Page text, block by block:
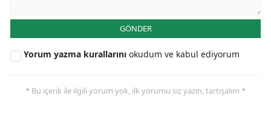
GÖNDER
Yorum yazma kurallarını okudum ve kabul ediyorum
* Bu içerik ile ilgili yorum yok, ilk yorumu siz yazın, tartışalım *